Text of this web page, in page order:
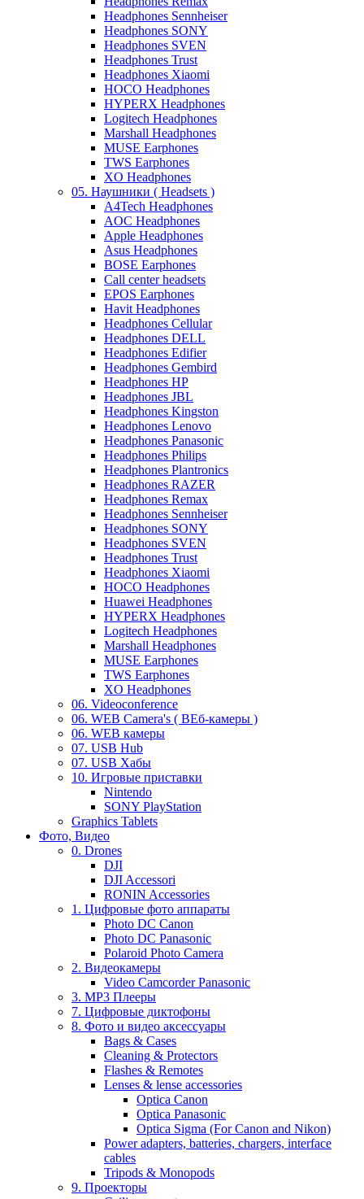
Headphones Sennheiser
Headphones SONY
Headphones SVEN
Headphones Trust
Headphones Xiaomi
HOCO Headphones
HYPERX Headphones
Logitech Headphones
Marshall Headphones
MUSE Earphones
TWS Earphones
XO Headphones
05. Наушники ( Headsets )
A4Tech Headphones
AOC Headphones
Apple Headphones
Asus Headphones
BOSE Earphones
Call center headsets
EPOS Earphones
Havit Headphones
Headphones Cellular
Headphones DELL
Headphones Edifier
Headphones Gembird
Headphones HP
Headphones JBL
Headphones Kingston
Headphones Lenovo
Headphones Panasonic
Headphones Philips
Headphones Plantronics
Headphones RAZER
Headphones Remax
Headphones Sennheiser
Headphones SONY
Headphones SVEN
Headphones Trust
Headphones Xiaomi
HOCO Headphones
Huawei Headphones
HYPERX Headphones
Logitech Headphones
Marshall Headphones
MUSE Earphones
TWS Earphones
XO Headphones
06. Videoconference
06. WEB Camera's ( ВЕб-камеры )
06. WEB камеры
07. USB Hub
07. USB Хабы
10. Игровые приставки
Nintendo
SONY PlayStation
Graphics Tablets
Фото, Видео
0. Drones
DJI
DJI Accessori
RONIN Accessories
1. Цифровые фото аппараты
Photo DC Canon
Photo DC Panasonic
Polaroid Photo Camera
2. Видеокамеры
Video Camcorder Panasonic
3. MP3 Плееры
7. Цифровые диктофоны
8. Фото и видео аксессуары
Bags & Cases
Cleaning & Protectors
Flashes & Remotes
Lenses & lense accessories
Optica Canon
Optica Panasonic
Optica Sigma (For Canon and Nikon)
Power adapters, batteries, chargers, interface
cables
Tripods & Monopods
9. Проекторы